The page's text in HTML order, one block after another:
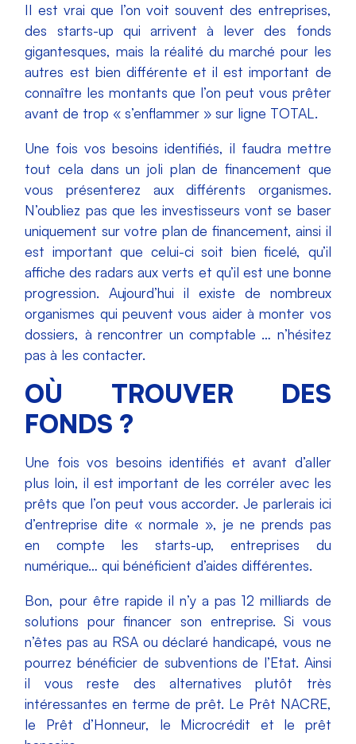
Il est vrai que l’on voit souvent des entreprises,
des starts-up qui arrivent à lever des fonds
gigantesques, mais la réalité du marché pour les
autres est bien différente et il est important de
connaître les montants que l’on peut vous prêter
avant de trop « s’enflammer » sur ligne TOTAL.
Une fois vos besoins identifiés, il faudra mettre
tout cela dans un joli plan de financement que
vous présenterez aux différents organismes.
N’oubliez pas que les investisseurs vont se baser
uniquement sur votre plan de financement, ainsi il
est important que celui-ci soit bien ficelé, qu’il
affiche des radars aux verts et qu’il est une bonne
progression. Aujourd’hui il existe de nombreux
organismes qui peuvent vous aider à monter vos
dossiers, à rencontrer un comptable … n’hésitez
pas à les contacter.
OÙ TROUVER DES
FONDS ?
Une fois vos besoins identifiés et avant d’aller
plus loin, il est important de les corréler avec les
prêts que l’on peut vous accorder. Je parlerais ici
d’entreprise dite « normale », je ne prends pas
en compte les starts-up, entreprises du
numérique… qui bénéficient d’aides différentes.
Bon, pour être rapide il n’y a pas 12 milliards de
solutions pour financer son entreprise. Si vous
n’êtes pas au RSA ou déclaré handicapé, vous ne
pourrez bénéficier de subventions de l’Etat. Ainsi
il vous reste des alternatives plutôt très
intéressantes en terme de prêt. Le Prêt NACRE,
le Prêt d’Honneur, le Microcrédit et le prêt